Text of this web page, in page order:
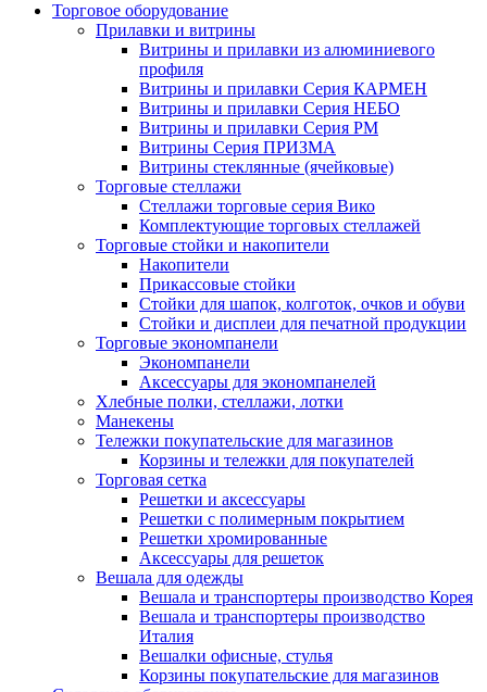
Торговое оборудование
Прилавки и витрины
Витрины и прилавки из алюминиевого
профиля
Витрины и прилавки Серия КАРМЕН
Витрины и прилавки Серия НЕБО
Витрины и прилавки Серия РМ
Витрины Серия ПРИЗМА
Витрины стеклянные (ячейковые)
Торговые стеллажи
Стеллажи торговые серия Вико
Комплектующие торговых стеллажей
Торговые стойки и накопители
Накопители
Прикассовые стойки
Стойки для шапок, колготок, очков и обуви
Стойки и дисплеи для печатной продукции
Торговые экономпанели
Экономпанели
Аксессуары для экономпанелей
Хлебные полки, стеллажи, лотки
Манекены
Тележки покупательские для магазинов
Корзины и тележки для покупателей
Торговая сетка
Решетки и аксессуары
Решетки с полимерным покрытием
Решетки хромированные
Аксессуары для решеток
Вешала для одежды
Вешала и транспортеры производство Корея
Вешала и транспортеры производство
Италия
Вешалки офисные, стулья
Корзины покупательские для магазинов